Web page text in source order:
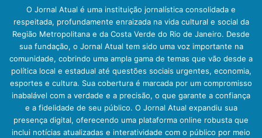
O Jornal Atual é uma instituição jornalística consolidada e
respeitada, profundamente enraizada na vida cultural e social da
Região Metropolitana e da Costa Verde do Rio de Janeiro. Desde
sua fundação, o Jornal Atual tem sido uma voz importante na
comunidade, cobrindo uma ampla gama de temas que vão desde a
política local e estadual até questões sociais urgentes, economia,
esportes e cultura. Sua cobertura é marcada por um compromisso
inabalável com a verdade e a precisão, o que garante a confiança
e a fidelidade de seu público. O Jornal Atual expandiu sua
presença digital, oferecendo uma plataforma online robusta que
inclui notícias atualizadas e interatividade com o público por meio